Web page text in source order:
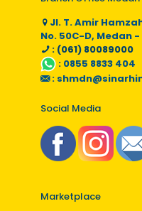
Jl. T. Amir
No. 50C-D, Medan -
: (061) 80089000
: 0855 8833 404
:
Social Media
Marketplace